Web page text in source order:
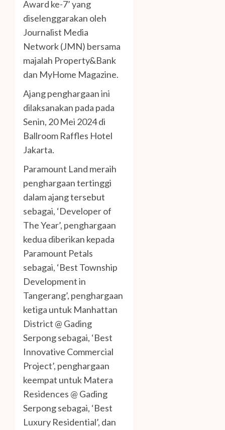
Award ke-7’ yang
diselenggarakan oleh
Journalist Media
Network (JMN) bersama
majalah Property&Bank
dan MyHome Magazine.
Ajang penghargaan ini
dilaksanakan pada pada
Senin, 20 Mei 2024 di
Ballroom Raffles Hotel
Jakarta.
Paramount Land meraih
penghargaan tertinggi
dalam ajang tersebut
sebagai, ‘Developer of
The Year’, penghargaan
kedua diberikan kepada
Paramount Petals
sebagai, ‘Best Township
Development in
Tangerang’, penghargaan
ketiga untuk Manhattan
District @ Gading
Serpong sebagai, ‘Best
Innovative Commercial
Project’, penghargaan
keempat untuk Matera
Residences @ Gading
Serpong sebagai, ‘Best
Luxury Residential’, dan